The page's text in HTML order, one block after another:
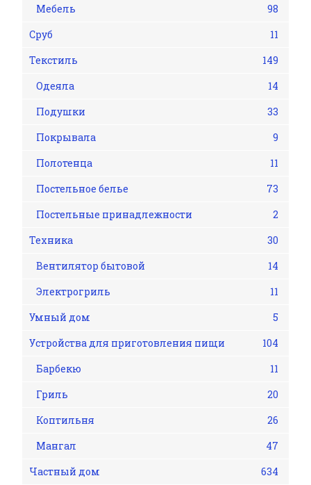
Мебель
98
Сруб
11
Текстиль
149
Одеяла
14
Подушки
33
Покрывала
9
Полотенца
11
Постельное белье
73
Постельные принадлежности
2
Техника
30
Вентилятор бытовой
14
Электрогриль
11
Умный дом
5
Устройства для приготовления пищи
104
Барбекю
11
Гриль
20
Коптильня
26
Мангал
47
Частный дом
634